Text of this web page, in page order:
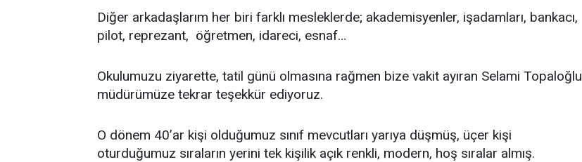
Diğer arkadaşlarım her biri farklı mesleklerde; akademisyenler, işadamları, bankacı,
pilot, reprezant, öğretmen, idareci, esnaf…
Okulumuzu ziyarette, tatil günü olmasına rağmen bize vakit ayıran Selami Topaloğlu
müdürümüze tekrar teşekkür ediyoruz.
O dönem 40’ar kişi olduğumuz sınıf mevcutları yarıya düşmüş, üçer kişi
oturduğumuz sıraların yerini tek kişilik açık renkli, modern, hoş sıralar almış.